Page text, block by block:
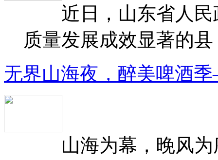
近日，山东省人民
质量发展成效显著的
无界山海夜，醉美啤酒
山海为幕，晚风为